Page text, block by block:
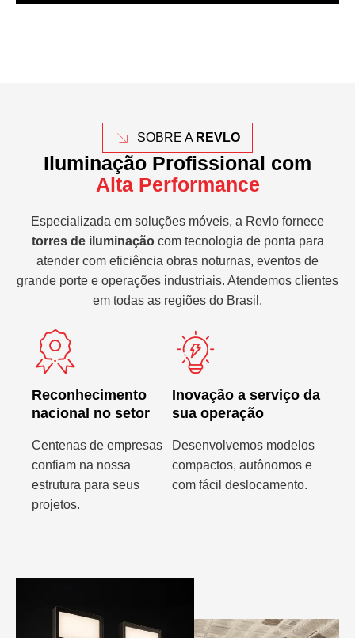
SOBRE A REVLO
Iluminação Profissional com
Alta Performance
Especializada em soluções móveis, a Revlo fornece
torres de iluminaçãocom tecnologia de ponta para
atender com eficiência obras noturnas, eventos de
grande porte e operações industriais. Atendemos clientes
em todas as regiões do Brasil.
Reconhecimento
nacional no setor
Centenas de empresas
confiam na nossa
estrutura para seus
projetos.
Inovação a serviço da
sua operação
Desenvolvemos modelos
compactos, autônomos e
com fácil deslocamento.